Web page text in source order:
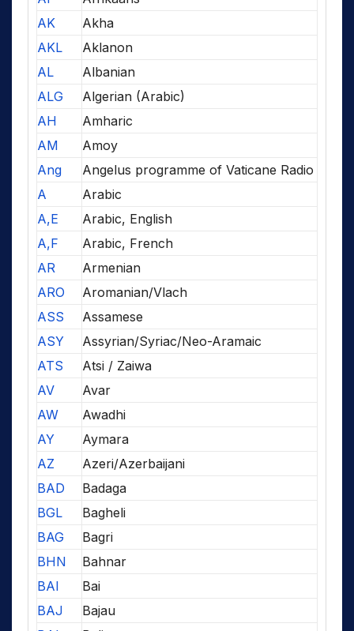
AK
Akha
AKL
Aklanon
AL
Albanian
ALG
Algerian (Arabic)
AH
Amharic
AM
Amoy
Ang
Angelus programme of Vaticane Radio
A
Arabic
A,E
Arabic, English
A,F
Arabic, French
AR
Armenian
ARO
Aromanian/Vlach
ASS
Assamese
ASY
Assyrian/Syriac/Neo-Aramaic
ATS
Atsi / Zaiwa
AV
Avar
AW
Awadhi
AY
Aymara
AZ
Azeri/Azerbaijani
BAD
Badaga
BGL
Bagheli
BAG
Bagri
BHN
Bahnar
BAI
Bai
BAJ
Bajau